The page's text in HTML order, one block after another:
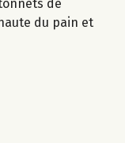
de
du pain et